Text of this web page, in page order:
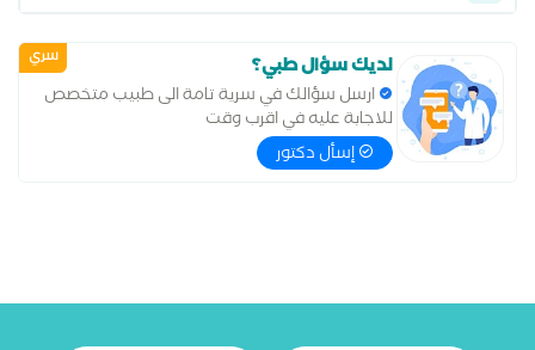
سري لديك سؤال طبي؟
ارسل سؤالك في سرية تامة الى طبيب متخصص
للاجابة عليه في اقرب وقت
إسأل دكتور